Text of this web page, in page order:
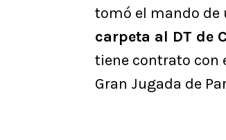
tomó el mando de
carpeta al DT de
tiene contrato con
Gran Jugada de